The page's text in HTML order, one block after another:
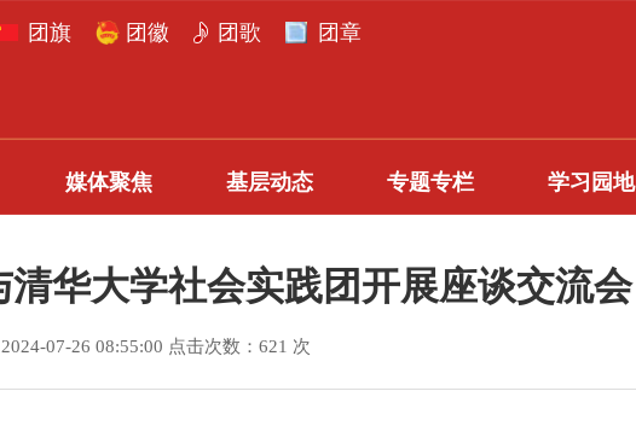
团旗 团徽 团歌 团章
媒体聚焦 基层动态 专题专栏 学习园地
华大学社会实践团开展座谈交流会
07-26 08:55:00 点击次数：621 次